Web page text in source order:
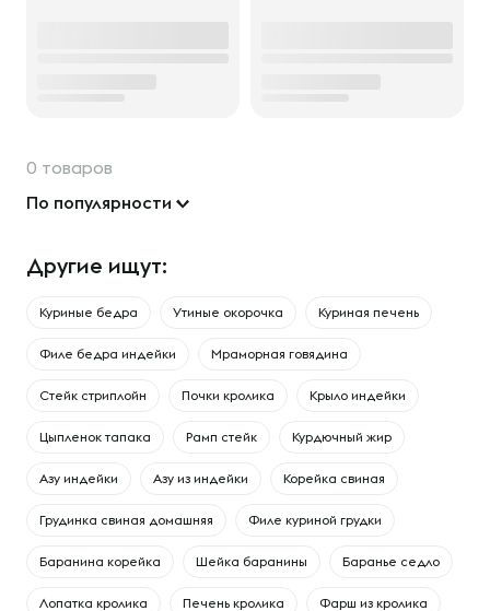
0 товаров
По популярности
Другие ищут:
Куриные бедра Утиные окорочка Куриная печень
Филе бедра индейки Мраморная говядина
Стейк стриплойн Почки кролика Крыло индейки
Цыпленок тапака Рамп стейк Курдючный жир
Азу индейки Азу из индейки Корейка свиная
Грудинка свиная домашняя Филе куриной грудки
Баранина корейка Шейка баранины Баранье седло
Лопатка кролика Печень кролика Фарш из кролика